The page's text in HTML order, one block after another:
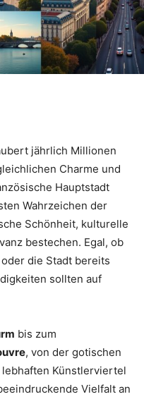
jährlich Millionen
Charme und
Hauptstadt
Wahrzeichen der
Schönheit, kulturelle
bestechen. Egal, ob
die Stadt bereits
sollten auf
bis zum
, von der gotischen
lebhaften Künstlerviertel
Vielfalt an